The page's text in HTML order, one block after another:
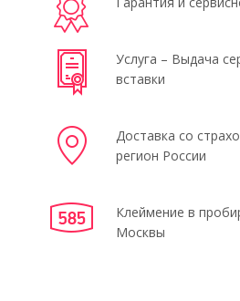
Услуга – Выдача
вставки
Доставка со
регион России
Клеймение в
Москвы